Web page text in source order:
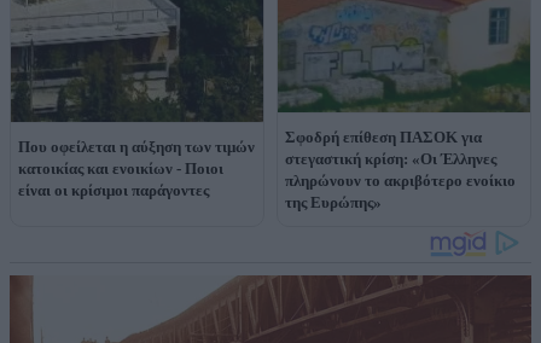
Που οφείλεται η αύξηση των τιμών
κατοικίας και ενοικίων - Ποιοι
είναι οι κρίσιμοι παράγοντες
Σφοδρή επίθεση ΠΑΣΟΚ για
στεγαστική κρίση: «Οι Έλληνες
πληρώνουν το ακριβότερο ενοίκιο
της Ευρώπης»